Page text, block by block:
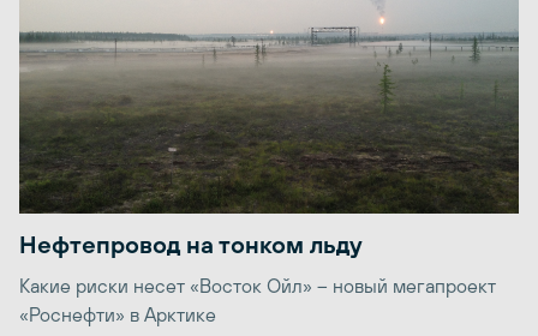
Нефтепровод на тонком льду
Какие риски несет «Восток Ойл» – новый мегапроект
«Роснефти» в Арктике